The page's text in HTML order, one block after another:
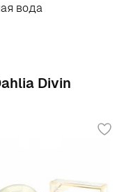
вода
Divin